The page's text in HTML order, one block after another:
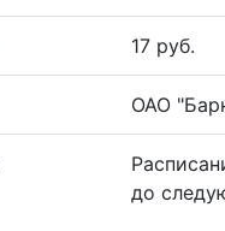
17 руб.
ОАО
до